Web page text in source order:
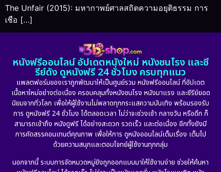
The Unfair (2015): มหากาพย์ศาลสถิตความอยุติธรรม การ
เชือ […]
หนังฟรีออนไลน์ อัปเดตหนังใหม่ หนังชนโรง และซี
รีย์ดัง ดูหนังฟรี 24 ชั่วโมง ครบทุกแนว
แพลตฟอร์มของเราถูกพัฒนาให้เป็นศูนย์รวม หนังฟรีออนไลน์ ที่อัปเดต
เนื้อหาใหม่อย่างต่อเนื่อง ครอบคลุมทั้งหนังชนโรง หนังมาแรง และซีรีย์ยอด
นิยมจากทั่วโลก เพื่อให้ผู้ใช้งานไม่พลาดทุกกระแสความบันเทิง พร้อมรองรับ
การ ดูหนังฟรี 24 ชั่วโมง ได้ตลอดเวลา ไม่ว่าจะช่วงเช้า กลางวัน หรือดึก ก็
สามารถเข้าถึง หนังดูฟรี ได้อย่างสะดวก รวดเร็ว และต่อเนื่อง อีกทั้งยังมี
การคัดสรรคอนเทนต์คุณภาพ เพื่อให้การ ดูหนังออนไลน์เต็มเรื่อง เต็มไป
ด้วยความสนุกและตอบโจทย์ผู้ใช้งานทุกกลุ่ม
นอกจากนี้ ระบบการจัดหมวดหมู่ยังถูกออกแบบมาให้ใช้งานง่าย ช่วยให้ค้นหา